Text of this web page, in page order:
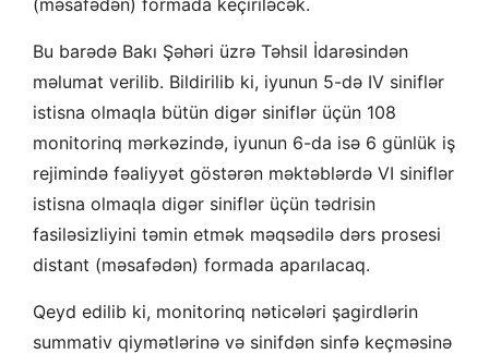
Bu barədə Bakı Şəhəri üzrə Təhsil İdarəsindən
məlumat verilib. Bildirilib ki, iyunun 5-də IV siniflər
istisna olmaqla bütün digər siniflər üçün 108
monitorinq mərkəzində, iyunun 6-da isə 6 günlük iş
rejimində fəaliyyət göstərən məktəblərdə VI siniflər
istisna olmaqla digər siniflər üçün tədrisin
fasiləsizliyini təmin etmək məqsədilə dərs prosesi
distant (məsafədən) formada aparılacaq.
Qeyd edilib ki, monitorinq nəticələri şagirdlərin
summativ qiymətlərinə və sinifdən sinfə keçməsinə